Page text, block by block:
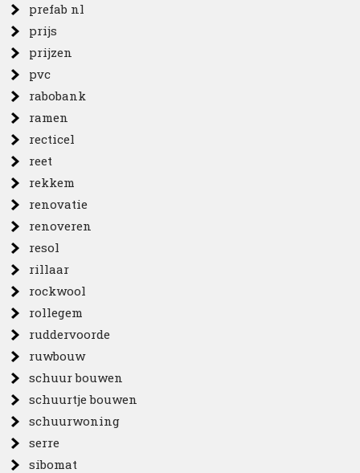
prefab nl
prijs
prijzen
pvc
rabobank
ramen
recticel
reet
rekkem
renovatie
renoveren
resol
rillaar
rockwool
rollegem
ruddervoorde
ruwbouw
schuur bouwen
schuurtje bouwen
schuurwoning
serre
sibomat